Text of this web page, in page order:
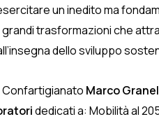
un inedito ma
trasformazioni che
dello sviluppo
Confartigianato Marco
dedicati a: Mobilità al